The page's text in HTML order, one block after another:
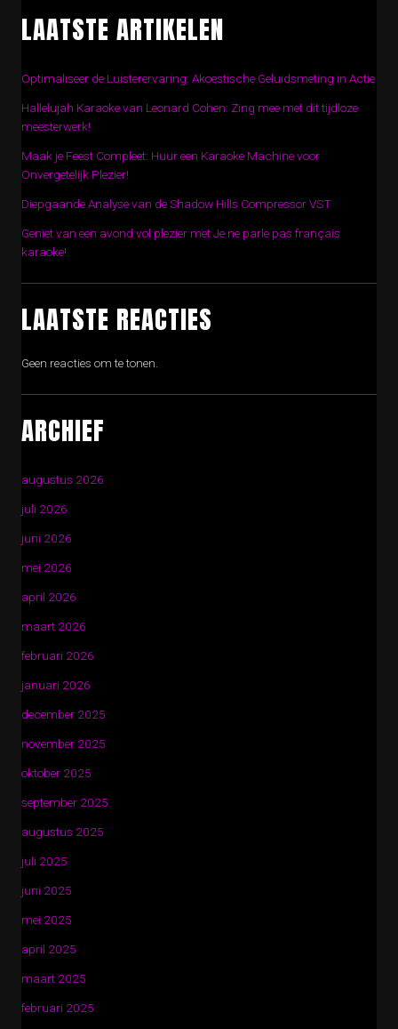
LAATSTE ARTIKELEN
Optimaliseer de Luisterervaring: Akoestische Geluidsmeting in Actie
Hallelujah Karaoke van Leonard Cohen: Zing mee met dit tijdloze
meesterwerk!
Maak je Feest Compleet: Huur een Karaoke Machine voor
Onvergetelijk Plezier!
Diepgaande Analyse van de Shadow Hills Compressor VST
Geniet van een avond vol plezier met Je ne parle pas français
karaoke!
LAATSTE REACTIES
Geen reacties om te tonen.
ARCHIEF
augustus 2026
juli 2026
juni 2026
mei 2026
april 2026
maart 2026
februari 2026
januari 2026
december 2025
november 2025
oktober 2025
september 2025
augustus 2025
juli 2025
juni 2025
mei 2025
april 2025
maart 2025
februari 2025